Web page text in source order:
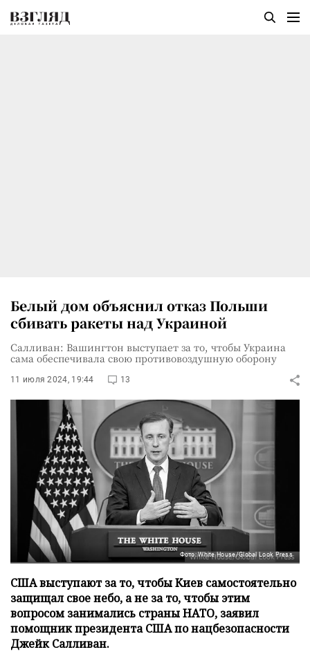
Белый дом объяснил отказ Польши
сбивать ракеты над Украиной
Салливан: Вашингтон выступает за то, чтобы Украина
сама обеспечивала свою противовоздушную оборону
11 июля 2024, 19:44 13
Фото: White House/Global Look Press
США выступают за то, чтобы Киев самостоятельно
защищал свое небо, а не за то, чтобы этим
вопросом занимались страны НАТО, заявил
помощник президента США по нацбезопасности
Джейк Салливан.